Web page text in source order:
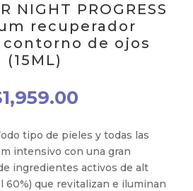
NIGHT PROGRESS
recuperador
de ojos
(15ML)
1,959.00
tipo de pieles y todas las
intensivo con una gran
ingredientes activos de alt
60%) que revitalizan e iluminan